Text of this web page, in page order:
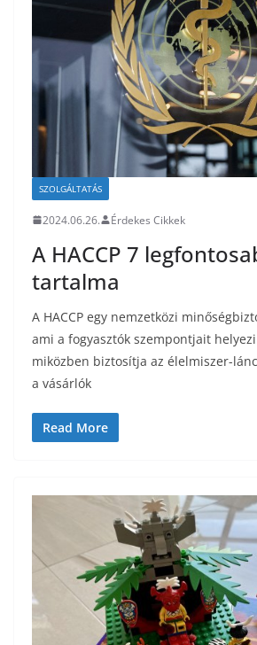
SZOLGÁLTATÁS
2024.06.26. Érdekes Cikkek
A HACCP 7
tartalma
A HACCP egy nemzetközi
ami a fogyasztók szempontjait
miközben biztosítja az élelmiszer-
a vásárlók
Read More